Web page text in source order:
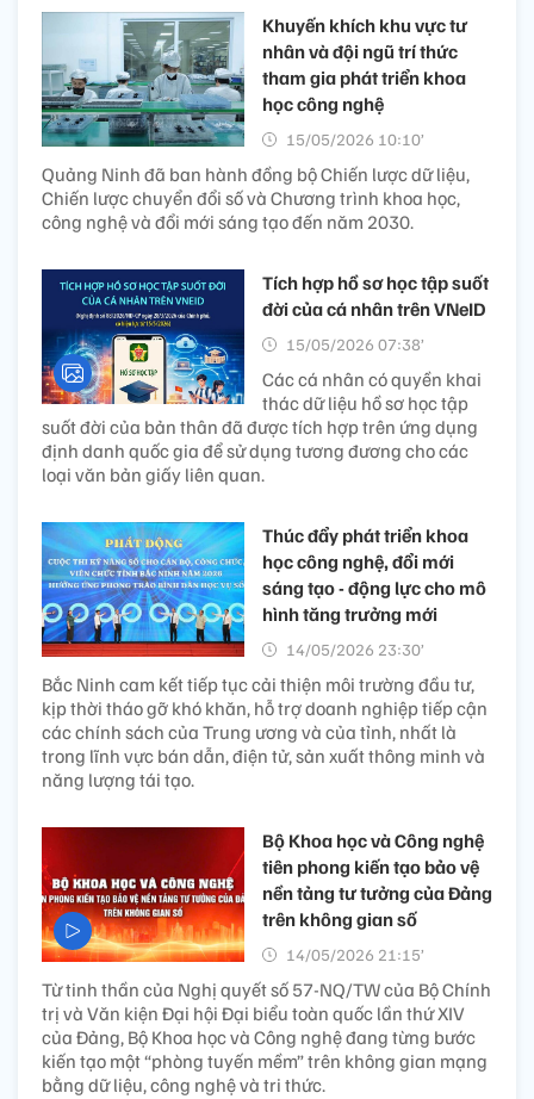
Khuyến khích khu vực tư
nhân và đội ngũ trí thức
tham gia phát triển khoa
học công nghệ
15/05/2026 10:10’
Quảng Ninh đã ban hành đồng bộ Chiến lược dữ liệu,
Chiến lược chuyển đổi số và Chương trình khoa học,
công nghệ và đổi mới sáng tạo đến năm 2030.
Tích hợp hồ sơ học tập suốt
đời của cá nhân trên VNeID
15/05/2026 07:38’
Các cá nhân có quyền khai
thác dữ liệu hồ sơ học tập
suốt đời của bản thân đã được tích hợp trên ứng dụng
định danh quốc gia để sử dụng tương đương cho các
loại văn bản giấy liên quan.
Thúc đẩy phát triển khoa
học công nghệ, đổi mới
sáng tạo - động lực cho mô
hình tăng trưởng mới
14/05/2026 23:30’
Bắc Ninh cam kết tiếp tục cải thiện môi trường đầu tư,
kịp thời tháo gỡ khó khăn, hỗ trợ doanh nghiệp tiếp cận
các chính sách của Trung ương và của tỉnh, nhất là
trong lĩnh vực bán dẫn, điện tử, sản xuất thông minh và
năng lượng tái tạo.
Bộ Khoa học và Công nghệ
tiên phong kiến tạo bảo vệ
nền tảng tư tưởng của Đảng
trên không gian số
14/05/2026 21:15’
Từ tinh thần của Nghị quyết số 57-NQ/TW của Bộ Chính
trị và Văn kiện Đại hội Đại biểu toàn quốc lần thứ XIV
của Đảng, Bộ Khoa học và Công nghệ đang từng bước
kiến tạo một “phòng tuyến mềm” trên không gian mạng
bằng dữ liệu, công nghệ và tri thức.